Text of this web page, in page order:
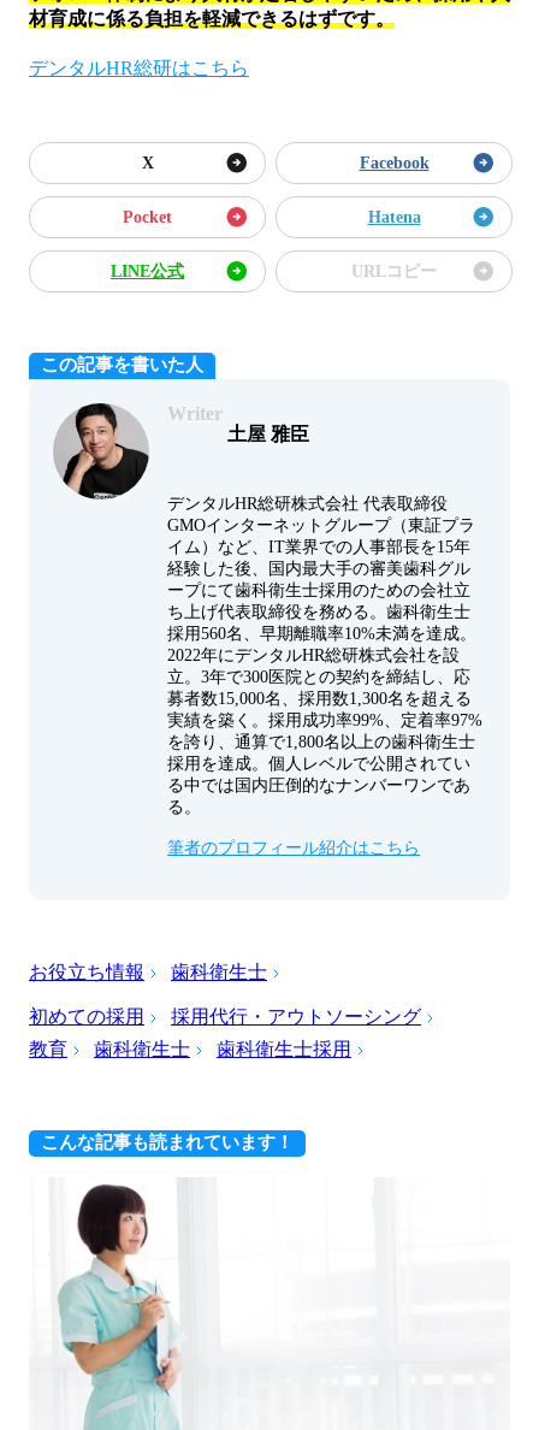
材育成に係る負担を軽減できるはずです。
デンタルHR総研はこちら
X Facebook
Pocket Hatena
LINE公式 URLコピー
この記事を書いた人
Writer
土屋 雅臣
デンタルHR総研株式会社 代表取締役
GMOインターネットグループ（東証プラ
イム）など、IT業界での人事部長を15年
経験した後、国内最大手の審美歯科グル
ープにて歯科衛生士採用のための会社立
ち上げ代表取締役を務める。歯科衛生士
採用560名、早期離職率10%未満を達成。
2022年にデンタルHR総研株式会社を設
立。3年で300医院との契約を締結し、応
募者数15,000名、採用数1,300名を超える
実績を築く。採用成功率99%、定着率97%
を誇り、通算で1,800名以上の歯科衛生士
採用を達成。個人レベルで公開されてい
る中では国内圧倒的なナンバーワンであ
る。
筆者のプロフィール紹介はこちら
お役立ち情報 歯科衛生士
初めての採用
採用代行・アウトソーシング
教育
歯科衛生士 歯科衛生士採用
こんな記事も読まれています！